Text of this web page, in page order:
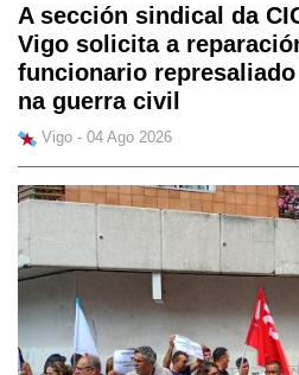
A sección sindical da
Vigo solicita a
funcionario
na guerra civil
Vigo - 04 Ago 2026